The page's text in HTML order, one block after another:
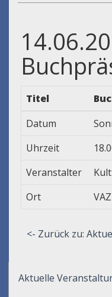
Titel
Datum
Uhrzeit
Veranstalter
Ort
<- Zurück zu:
Aktuelle